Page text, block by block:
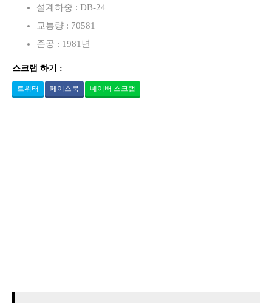
설계하중 : DB-24
교통량 : 70581
준공 : 1981년
스크랩 하기 :
트위터 페이스북 네이버 스크랩